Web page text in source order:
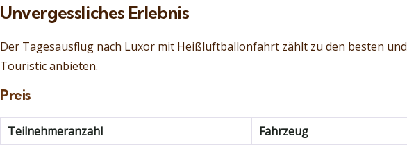
Unvergessliches Erlebnis
Der Tagesausflug nach Luxor mit Heißluftballonfahrt zählt zu den besten
Touristic anbieten.
Preis
Teilnehmeranzahl Fahrzeug